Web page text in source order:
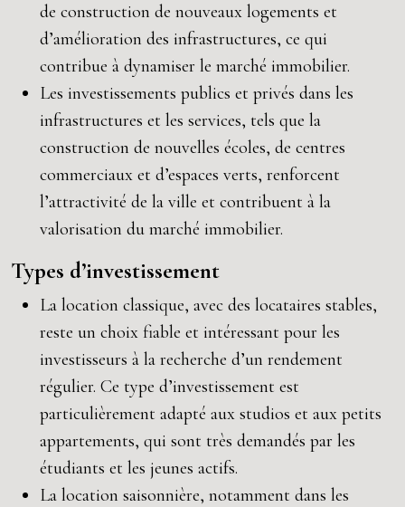
de construction de nouveaux logements et
d’amélioration des infrastructures, ce qui
contribue à dynamiser le marché immobilier.
Les investissements publics et privés dans les
infrastructures et les services, tels que la
construction de nouvelles écoles, de centres
commerciaux et d’espaces verts, renforcent
l’attractivité de la ville et contribuent à la
valorisation du marché immobilier.
Types d’investissement
La location classique, avec des locataires stables,
reste un choix fiable et intéressant pour les
investisseurs à la recherche d’un rendement
régulier. Ce type d’investissement est
particulièrement adapté aux studios et aux petits
appartements, qui sont très demandés par les
étudiants et les jeunes actifs.
La location saisonnière, notamment dans les